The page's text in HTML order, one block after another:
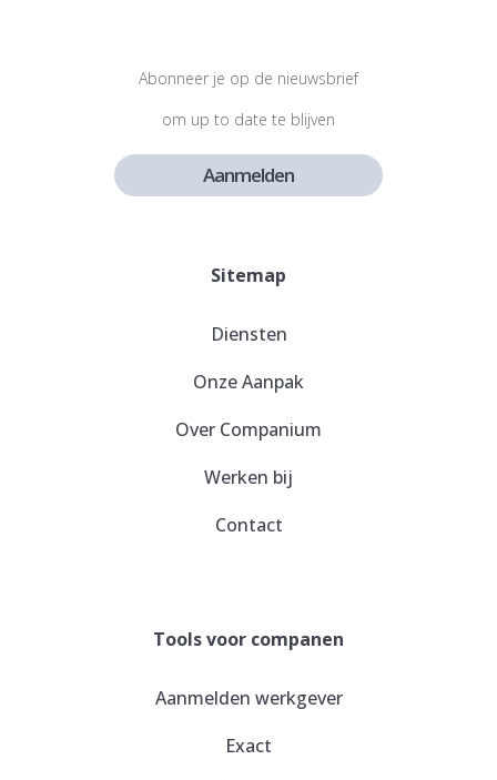
Abonneer je op de nieuwsbrief
om up to date te blijven
Aanmelden
Sitemap
Diensten
Onze Aanpak
Over Companium
Werken bij
Contact
Tools voor companen
Aanmelden werkgever
Exact